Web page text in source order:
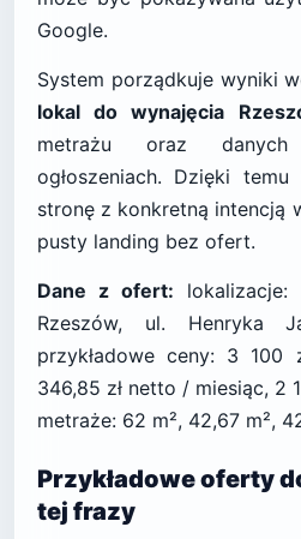
Google.
System porządkuje wyniki
lokal do wynajęcia
metrażu oraz
ogłoszeniach. Dzięki
stronę z konkretną intencją
pusty landing bez ofert.
Dane z ofert: lokalizacje:
Rzeszów, ul. Henryka
przykładowe ceny: 3
346,85 zł netto / miesiąc, 2
metraże: 62 m², 42,67 m²,
Przykładowe oferty
tej frazy